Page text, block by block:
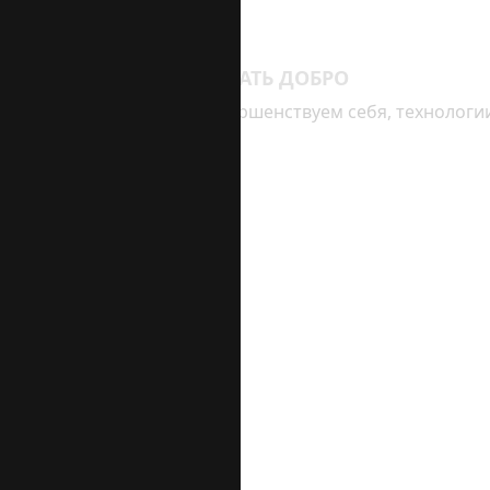
ЖИТЬ ТРЕЗВО, ДЕЛАТЬ ДОБРО
Каждый день мы совершенствуем себя,